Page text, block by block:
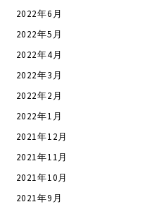
2022年6月
2022年5月
2022年4月
2022年3月
2022年2月
2022年1月
2021年12月
2021年11月
2021年10月
2021年9月